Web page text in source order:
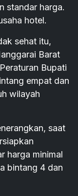
standar harga.
hotel.
sehat itu,
Barat
Bupati
empat dan
wilayah
saat
harga minimal
bintang 4 dan